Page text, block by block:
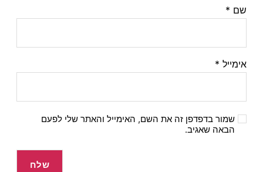
שם *
אימייל *
שמור בדפדפן זה את השם, האימייל והאתר שלי לפעם
הבאה שאגיב.